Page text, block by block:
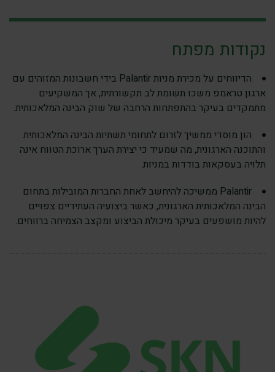
נקודות מפתח
הדיווחים על מכירת מניות Palantir בידי חשבונות המזוהים עם
ארגון טראמפ משכו תשומת לב תקשורתית, אך המשקיעים
מתמקדים בעיקר בהתפתחות הרחבה של שוק הבינה המלאכותית.
הון מוסדי ממשיך לזרום לתחומי תשתיות הבינה המלאכותית
והתוכנה הארגונית, מה שמעיד כי יצירת הערך ארוכת הטווח אינה
תלויה בעסקאות בודדות במניות.
Palantir ממשיכה להיחשב לאחת החברות המובילות בתחום
הבינה המלאכותית הארגונית, כאשר ביצועיה העתידיים צפויים
להיות מושפעים בעיקר מיכולת הביצוע ומקצב הצמיחה ברווחים.